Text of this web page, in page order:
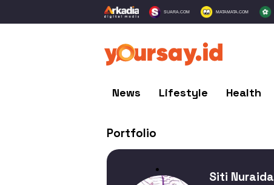
SUARA.COM MATAMATA.COM
News Lifestyle Health
Portfolio
Siti Nuraida